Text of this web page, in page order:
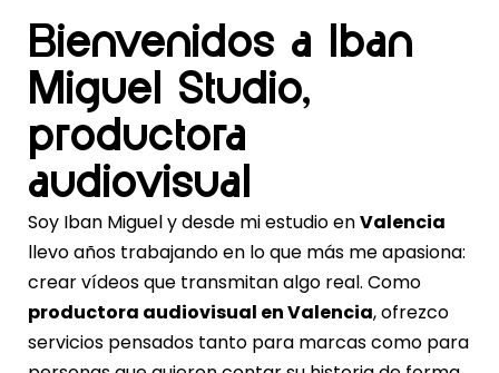
Bienvenidos a Iban
Miguel Studio,
productora
audiovisual
Soy Iban Miguel y desde mi estudio enValencia
llevo años trabajando en lo que más me apasiona:
crear vídeos que transmitan algo real. Como
productora audiovisual en Valencia, ofrezco
servicios pensados tanto para marcas como para